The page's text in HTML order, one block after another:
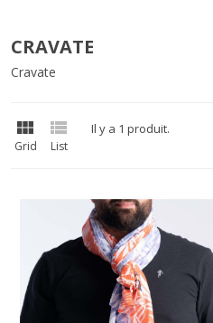
CRAVATE
Cravate

Grid

List
Il y a 1 produit.